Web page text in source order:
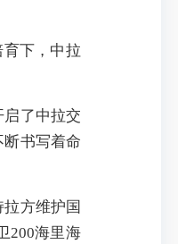
下，中拉
启了中拉交
书写着命
方维护国
200海里海